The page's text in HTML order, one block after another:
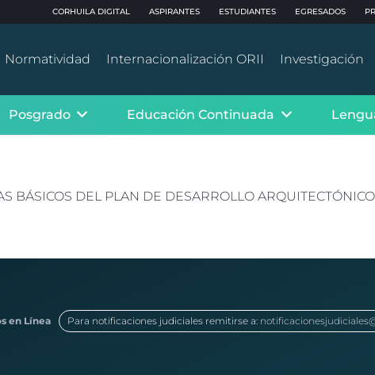
CORHUILA DIGITAL ASPIRANTES ESTUDIANTES EGRESADOS
Normatividad Internacionalización ORII Investigación
Posgrado Educación Continuada
BÁSICOS DEL PLAN DE DESARROLLO
en Línea Para notificaciones judiciales remitirse a: